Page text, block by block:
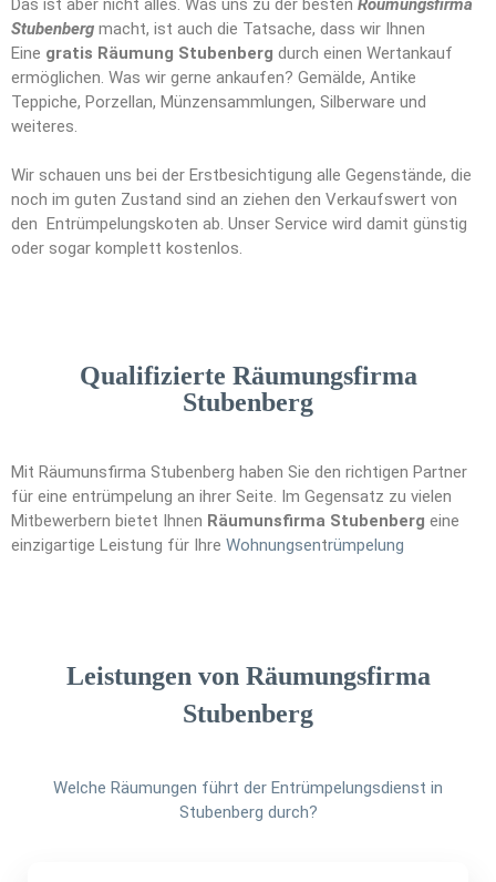
Das ist aber nicht alles. Was uns zu der besten Röumungsfirma
Stubenberg macht, ist auch die Tatsache, dass wir Ihnen
Eine gratis Räumung Stubenberg durch einen Wertankauf
ermöglichen. Was wir gerne ankaufen? Gemälde, Antike
Teppiche, Porzellan, Münzensammlungen, Silberware und
weiteres.
Wir schauen uns bei der Erstbesichtigung alle Gegenstände, die
noch im guten Zustand sind an ziehen den Verkaufswert von
den Entrümpelungskoten ab. Unser Service wird damit günstig
oder sogar komplett kostenlos.
Qualifizierte Räumungsfirma
Stubenberg
Mit Räumunsfirma Stubenberg haben Sie den richtigen Partner
für eine entrümpelung an ihrer Seite. Im Gegensatz zu vielen
Mitbewerbern bietet Ihnen Räumunsfirma Stubenberg eine
einzigartige Leistung für Ihre Wohnungsentrümpelung
Leistungen von Räumungsfirma
Stubenberg
Welche Räumungen führt der Entrümpelungsdienst in
Stubenberg durch?